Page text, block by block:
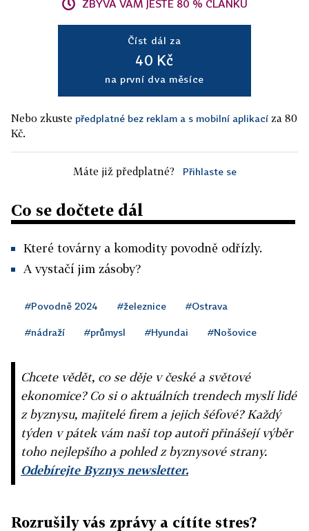
ZBÝVÁ VÁM JEŠTĚ 80 % ČLÁNKU
Číst dál za
40 Kč
na první dva měsíce
Nebo zkuste předplatné bez reklam a s mobilní aplikací za 80
Kč.
Máte již předplatné? Přihlaste se
Co se dočtete dál
Které továrny a komodity povodně odřízly.
A vystačí jim zásoby?
#Povodně 2024 #železnice #Ostrava
#nádraží #průmysl #Hyundai #Nošovice
Chcete vědět, co se děje v české a světové
ekonomice? Co si o aktuálních trendech myslí lidé
z byznysu, majitelé firem a jejich šéfové? Každý
týden v pátek vám naši top autoři přinášejí výběr
toho nejlepšího a pohled z byznysové strany.
Odebírejte Byznys newsletter.
Rozrušily vás zprávy a cítíte stres?